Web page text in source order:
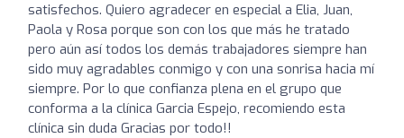
satisfechos. Quiero agradecer en especial a Elia, Juan,
Paola y Rosa porque son con los que más he tratado
pero aún así todos los demás trabajadores siempre han
sido muy agradables conmigo y con una sonrisa hacia mí
siempre. Por lo que confianza plena en el grupo que
conforma a la clínica Garcia Espejo, recomiendo esta
clínica sin duda Gracias por todo!!